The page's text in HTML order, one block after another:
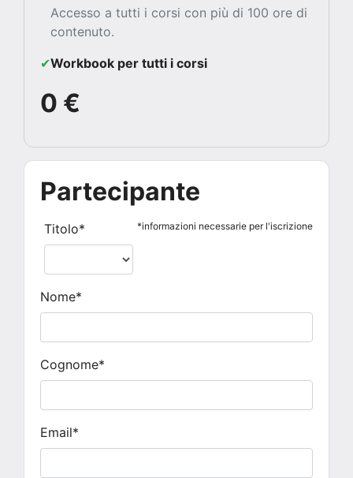
Accesso a tutti i corsi con più di 100 ore di
contenuto.
✔︎Workbook per tutti i corsi
0 €
Partecipante
*informazioni necessarie per l'iscrizione
Titolo*
Nome*
Cognome*
Email*